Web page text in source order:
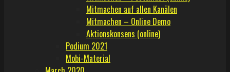
Mitmachen auf allen Kanälen
Mitmachen – Online Demo
Aktionskonsens (online)
Podium 2021
Mobi-Material